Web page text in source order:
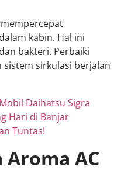
kabin. Hal ini
bakteri. Perbaiki
sirkulasi berjalan
Daihatsu Sigra
Hari di Banjar
Tuntas!
AC